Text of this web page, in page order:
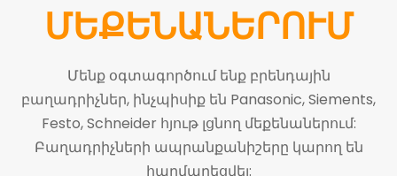
ՄԵՔԵՆԱՆԵՐՈՒՄ
Մենք օգտագործում ենք բրենդային
բաղադրիչներ, ինչպիսիք են Panasonic, Siements,
Festo, Schneider հյութ լցնող մեքենաներում:
Բաղադրիչների ապրանքանիշերը կարող են
հարմարեցվել: